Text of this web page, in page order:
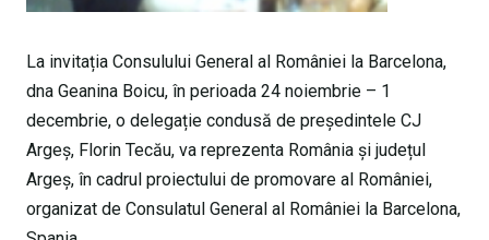
La invitația Consulului General al României la Barcelona,
dna Geanina Boicu, în perioada 24 noiembrie – 1
decembrie, o delegație condusă de președintele CJ
Argeș, Florin Tecău, va reprezenta România și județul
Argeș, în cadrul proiectului de promovare al României,
organizat de Consulatul General al României la Barcelona,